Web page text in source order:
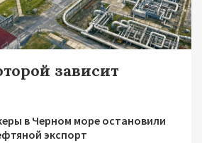
зависит
в Черном море остановили
экспорт